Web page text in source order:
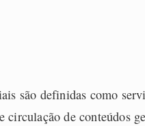
são definidas como
de conteúdos